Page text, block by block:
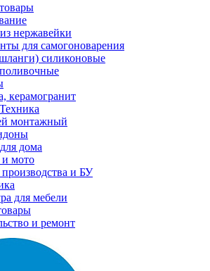
нержавейки
для самогоноварения
силиконовые
керамогранит
монтажный
дома
и мото
и БУ
для мебели
и ремонт